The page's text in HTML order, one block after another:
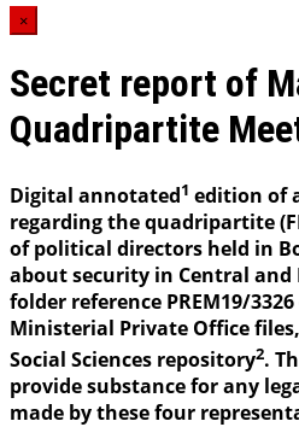
×
Secret report of
Quadripartite
Digital annotated1 edition of
regarding the quadripartite
of political directors held in
about security in Central and
folder reference PREM19/
Ministerial Private Office
Social Sciences repository2.
provide substance for any
made by these four